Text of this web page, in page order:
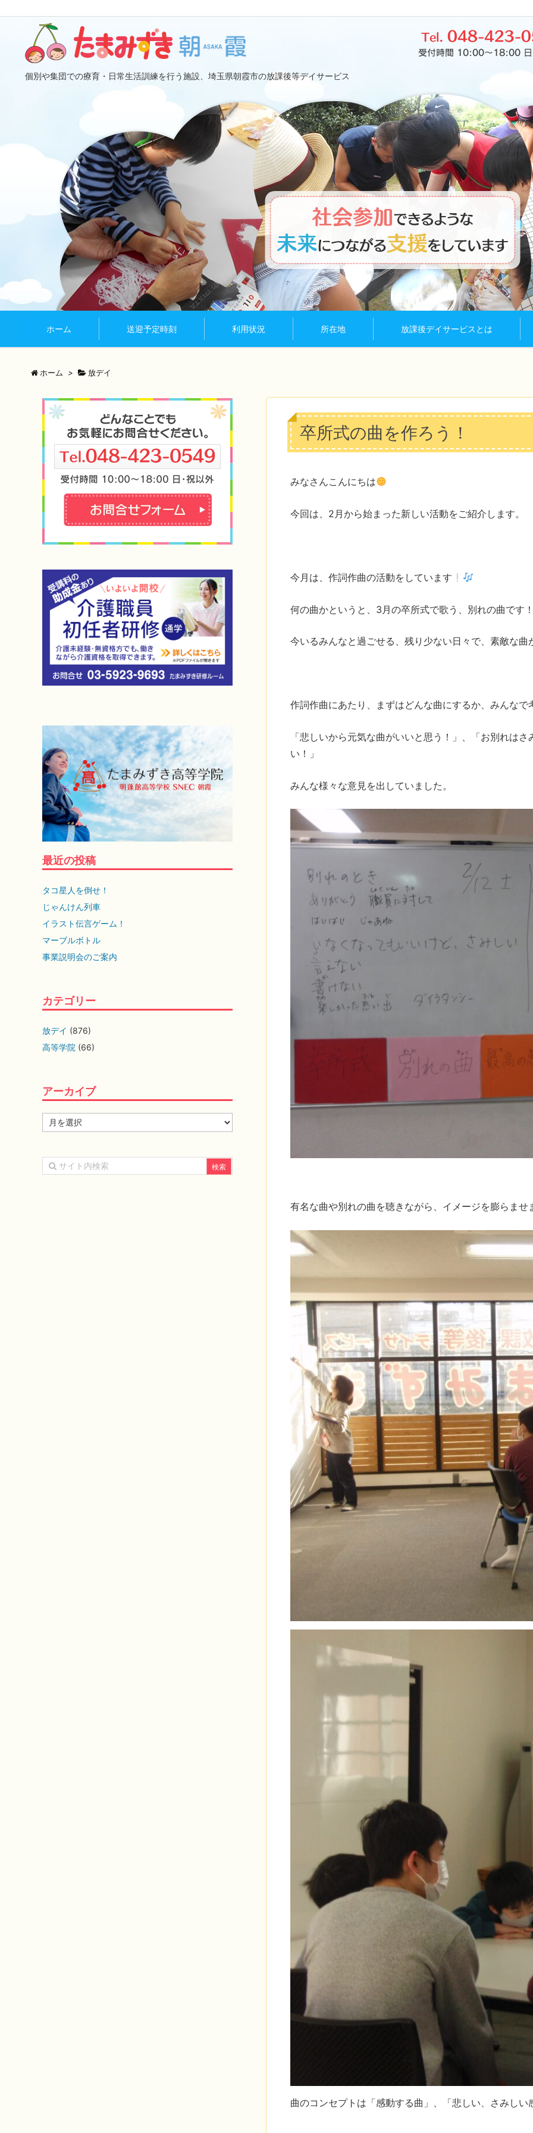
個別や集団での療育・日常生活訓練を行う施設、埼玉県朝霞市の放課後等デイサービス
ホーム 送迎予定時刻 利用状況 所在地 放課後デイサービスとは
ホーム > 放デイ
卒所式の曲を作ろう！
みなさんこんにちは
今回は、2月から始まった新しい活動をご紹介します。
今月は、作詞作曲の活動をしています
何の曲かというと、3月の卒所式で歌う、別れの曲です
今いるみんなと過ごせる、残り少ない日々で、素敵な
作詞作曲にあたり、まずはどんな曲にするか、みんなで
「悲しいから元気な曲がいいと思う！」、「お別れは
い！」
みんな様々な意見を出していました。
有名な曲や別れの曲を聴きながら、イメージを膨らませ
曲のコンセプトは「感動する曲」、「悲しい、さみし
最近の投稿
タコ星人を倒せ！
じゃんけん列車
イラスト伝言ゲーム！
マーブルボトル
事業説明会のご案内
カテゴリー
放デイ (876)
高等学院 (66)
アーカイブ
ー
イ
ブ